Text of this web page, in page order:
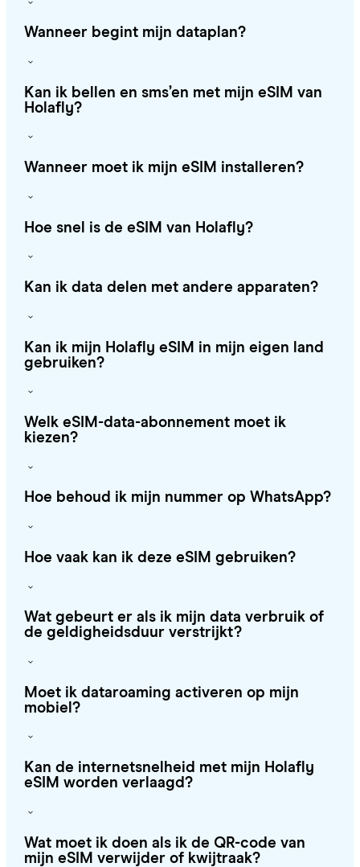
Wanneer begint mijn dataplan?
Kan ik bellen en sms’en met mijn eSIM van
Holafly?
Wanneer moet ik mijn eSIM installeren?
Hoe snel is de eSIM van Holafly?
Kan ik data delen met andere apparaten?
Kan ik mijn Holafly eSIM in mijn eigen land
gebruiken?
Welk eSIM-data-abonnement moet ik
kiezen?
Hoe behoud ik mijn nummer op WhatsApp?
Hoe vaak kan ik deze eSIM gebruiken?
Wat gebeurt er als ik mijn data verbruik of
de geldigheidsduur verstrijkt?
Moet ik dataroaming activeren op mijn
mobiel?
Kan de internetsnelheid met mijn Holafly
eSIM worden verlaagd?
Wat moet ik doen als ik de QR-code van
mijn eSIM verwijder of kwijtraak?